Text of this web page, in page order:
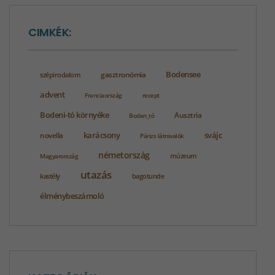
CIMKÉK:
szépirodalom gasztronómia Bodensee
advent Franciaország recept
Bodeni-tó környéke Boden_tó Ausztria
novella karácsony Párizs látnivalók svájc
Magyarország németország múzeum
kastély utazás bagotunde
élménybeszámoló